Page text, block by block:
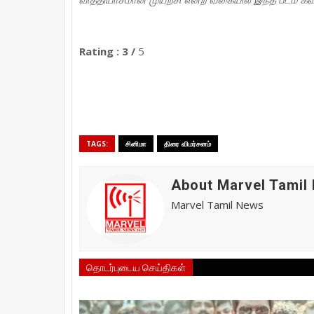
Rating : 3 / 5
TAGS: சினிமா திரை விமர்சனம்
About Marvel Tamil
Marvel Tamil News
தொடர்புடைய செய்திகள்